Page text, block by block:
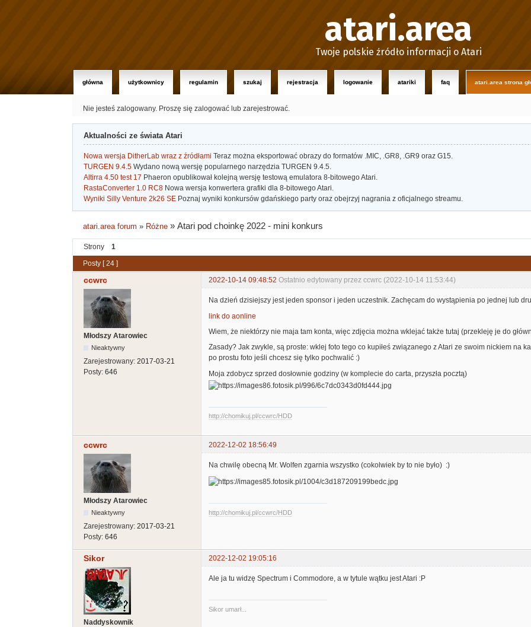
atari.area
Twoje polskie źródło informacji o Atari
główna użytkownicy regulamin szukaj rejestracja logowanie atariki faq atari.area strona
Nie jesteś zalogowany. Proszę się zalogować lub zarejestrować.
Aktualności ze świata Atari
Nowa wersja DitherLab wraz z źródłami Teraz można eksportować obrazy do formatów .MIC, .GR8, .GR9 oraz G15.
TURGEN 9.4.5 Wydano nową wersję popularnego narzędzia TURGEN 9.4.5.
Altirra 4.50 test 17 Phaeron opublikował kolejną wersję testową emulatora 8-bitowego Atari.
RastaConverter 1.0 RC8 Nowa wersja konwertera grafiki dla 8-bitowego Atari.
Wyniki Silly Venture 2k26 SE Poznaj wyniki konkursów gdańskiego party oraz obejrzyj nagrania z oficjalnego streamu.
atari.area forum » Różne »Atari pod choinkę 2022 - mini konkurs
Strony
1
Posty [ 24 ]
ccwrc 2022-10-14 09:48:52 Ostatnio edytowany przez ccwrc (2022-10-14 11:53:44)
Młodszy Atarowiec
Nieaktywny
Zarejestrowany: 2017-03-21
Posty: 646
Na dzień dzisiejszy jest jeden sponsor i jeden uczestnik. Zachęcam do wystąpienia po jednej lub
link do aonline
Wiem, że niektórzy nie maja tam konta, więc zdjęcia można wklejać także tutaj (przekleję je do
Zasady? Jak zwykle, są proste: wklej foto tego co kupiłeś związanego z Atari ze swoim nickiem na
po prostu foto jeśli chcesz się tylko pochwalić :)
Moja zdobycz sprzed dosłownie godziny (w komplecie do carta, przyszła pocztą)
http://chomikuj.pl/ccwrc/HDD
ccwrc 2022-12-02 18:56:49
Młodszy Atarowiec
Nieaktywny
Zarejestrowany: 2017-03-21
Posty: 646
Na chwilę obecną Mr. Wolfen zgarnia wszystko (cokolwiek by to nie było) :)
http://chomikuj.pl/ccwrc/HDD
Sikor 2022-12-02 19:05:16
Naddyskownik
Ale ja tu widzę Spectrum i Commodore, a w tytule wątku jest Atari :P
Sikor umarł...